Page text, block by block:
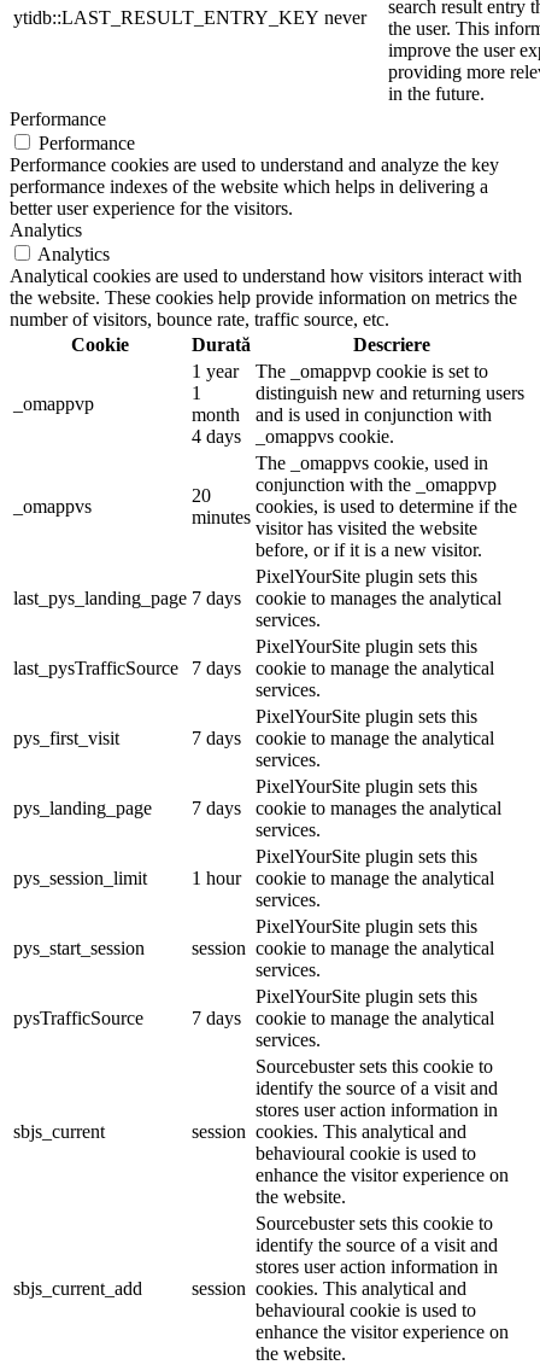
ytidb::LAST_RESULT_ENTRY_KEY never
search result entry
the user. This
improve the user
providing more
in the future.
Performance
Performance
Performance cookies are used to understand and analyze the key
performance indexes of the website which helps in delivering a
better user experience for the visitors.
Analytics
Analytics
Analytical cookies are used to understand how visitors interact with
the website. These cookies help provide information on metrics the
number of visitors, bounce rate, traffic source, etc.
Cookie
Durată Descriere
_omappvp
1 year
1
month
4 days
The _omappvp cookie is set to
distinguish new and returning users
and is used in conjunction with
_omappvs cookie.
_omappvs
20
minutes
The _omappvs cookie, used in
conjunction with the _omappvp
cookies, is used to determine if the
visitor has visited the website
before, or if it is a new visitor.
last_pys_landing_page 7 days
PixelYourSite plugin sets this
cookie to manages the analytical
services.
last_pysTrafficSource 7 days
PixelYourSite plugin sets this
cookie to manage the analytical
services.
pys_first_visit 7 days
PixelYourSite plugin sets this
cookie to manage the analytical
services.
pys_landing_page 7 days
PixelYourSite plugin sets this
cookie to manages the analytical
services.
pys_session_limit 1 hour
PixelYourSite plugin sets this
cookie to manage the analytical
services.
pys_start_session session
PixelYourSite plugin sets this
cookie to manage the analytical
services.
pysTrafficSource 7 days
PixelYourSite plugin sets this
cookie to manage the analytical
services.
sbjs_current session
Sourcebuster sets this cookie to
identify the source of a visit and
stores user action information in
cookies. This analytical and
behavioural cookie is used to
enhance the visitor experience on
the website.
sbjs_current_add session
Sourcebuster sets this cookie to
identify the source of a visit and
stores user action information in
cookies. This analytical and
behavioural cookie is used to
enhance the visitor experience on
the website.